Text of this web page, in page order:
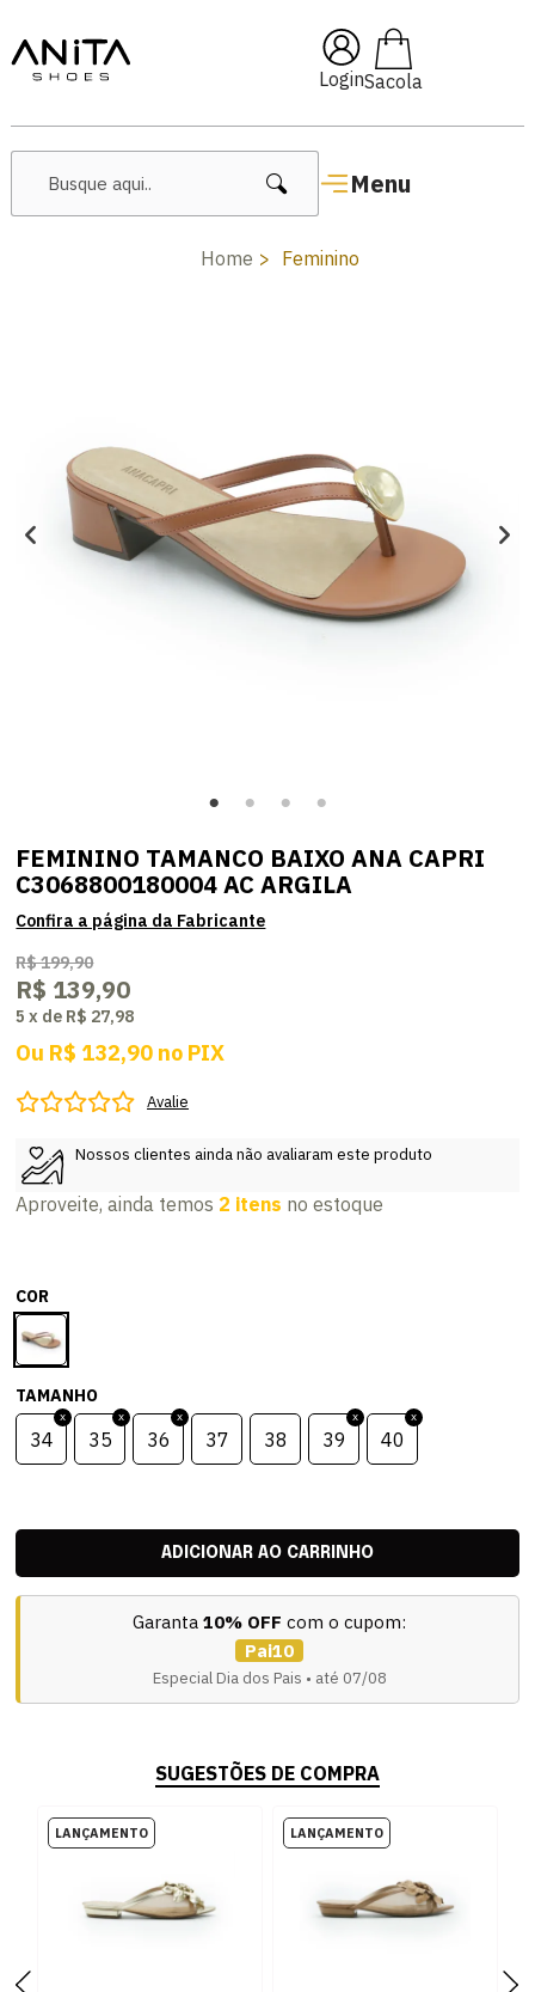
Login
Menu
Pai10
Home Feminino
FEMININO TAMANCO BAIXO ANA CAPRI
C3068800180004 AC ARGILA
R$ 199,90
R$ 139,90
5 x de R$ 27,98
Ou R$ 132,90 no PIX
Avalie
Nossos clientes ainda não avaliaram este produto
Aproveite, ainda temos 2 itens no estoque
COR
TAMANHO
34 35 36 37 38 39 40
Garanta 10% OFF com o cupom:
Pai10
Especial Dia dos Pais • até 07/08
SUGESTÕES DE COMPRA